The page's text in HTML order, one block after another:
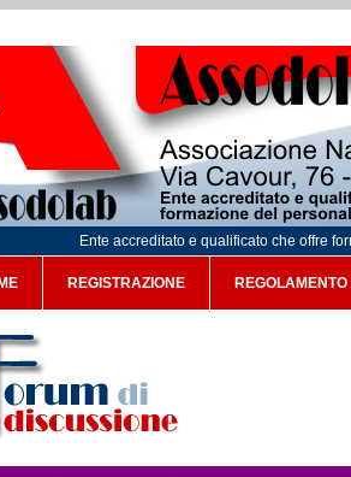
Ente accreditato e qualificato che offre
REGISTRAZIONE REGOLAMENTO